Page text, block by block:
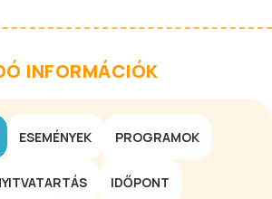
INFORMÁCIÓK
ESEMÉNYEK PROGRAMOK
IDŐPONT